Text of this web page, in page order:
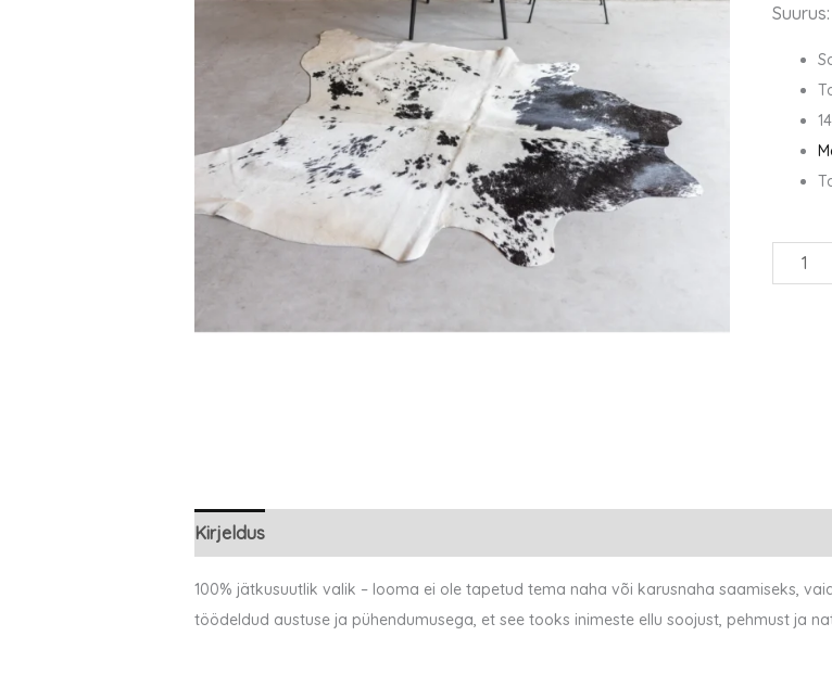
Kirjeldus
100% jätkusuutlik valik – looma ei ole tapetud tema naha või karusnaha saamiseks,
töödeldud austuse ja pühendumusega, et see tooks inimeste ellu soojust, pehmust ja